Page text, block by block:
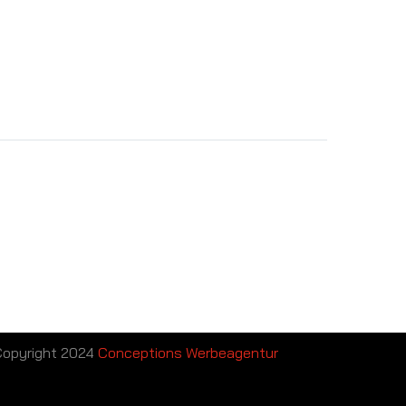
2024 Conceptions Werbeagentur